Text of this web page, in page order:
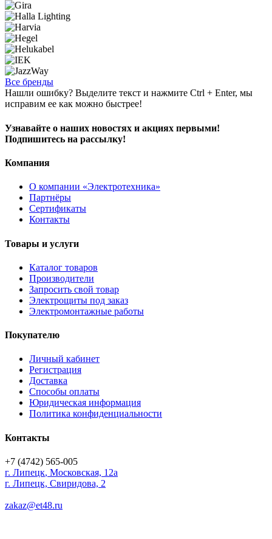
Все бренды
Нашли ошибку? Выделите текст и нажмите Ctrl + Enter, мы
исправим ее как можно быстрее!
Узнавайте о наших новостях и акциях первыми!
Подпишитесь на рассылку!
Компания
О компании «Электротехника»
Партнёры
Сертификаты
Контакты
Товары и услуги
Каталог товаров
Производители
Запросить свой товар
Электрощиты под заказ
Электромонтажные работы
Покупателю
Личный кабинет
Регистрация
Доставка
Способы оплаты
Юридическая информация
Политика конфиденциальности
Контакты
+7 (4742) 565-005
г. Липецк, Московская, 12а
г. Липецк, Свиридова, 2
zakaz@et48.ru